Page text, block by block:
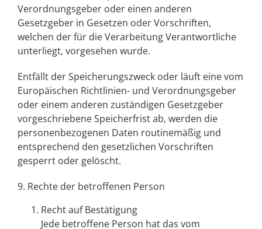
Verordnungsgeber oder einen anderen
Gesetzgeber in Gesetzen oder Vorschriften,
welchen der für die Verarbeitung Verantwortliche
unterliegt, vorgesehen wurde.
Entfällt der Speicherungszweck oder läuft eine vom
Europäischen Richtlinien- und Verordnungsgeber
oder einem anderen zuständigen Gesetzgeber
vorgeschriebene Speicherfrist ab, werden die
personenbezogenen Daten routinemäßig und
entsprechend den gesetzlichen Vorschriften
gesperrt oder gelöscht.
9. Rechte der betroffenen Person
Recht auf Bestätigung
Jede betroffene Person hat das vom